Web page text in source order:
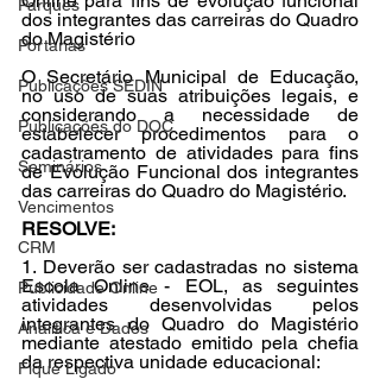
Parques
Portarias
Publicações SEDIN
Publicações do DOC
Seminários
Vencimentos
CRM
Publicidade Online
Analítica e Dados
Fique Ligado
dos integrantes das carreiras do Quadro
do Magistério
O Secretário Municipal de Educação,
no uso de suas atribuições legais, e
considerando a necessidade de
estabelecer procedimentos para o
cadastramento de atividades para fins
de Evolução Funcional dos integrantes
das carreiras do Quadro do Magistério.
RESOLVE:
1. Deverão ser cadastradas no sistema
Escola Online - EOL, as seguintes
atividades desenvolvidas pelos
integrantes do Quadro do Magistério
mediante atestado emitido pela chefia
da respectiva unidade educacional: